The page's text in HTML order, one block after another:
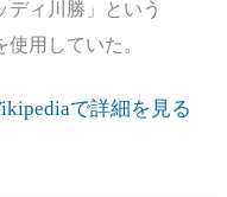
ディ川勝」という
用していた。
で詳細を見る